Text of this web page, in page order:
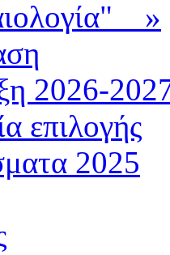
»
2026-
επιλογής
2025